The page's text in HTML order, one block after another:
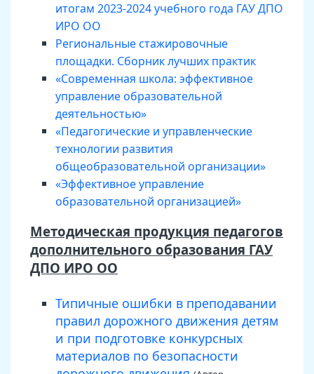
итогам 2023-2024 учебного года ГАУ ДПО
ИРО ОО
Региональные стажировочные
площадки. Сборник лучших практик
«Современная школа: эффективное
управление образовательной
деятельностью»
«Педагогические и управленческие
технологии развития
общеобразовательной организации»
«Эффективное управление
образовательной организацией»
Методическая продукция педагогов
дополнительного образования ГАУ
ДПО ИРО ОО
Типичные ошибки в преподавании
правил дорожного движения детям
и при подготовке конкурсных
материалов по безопасности